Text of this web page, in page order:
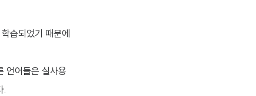
습되었기 때문에
언어들은 실사용
.